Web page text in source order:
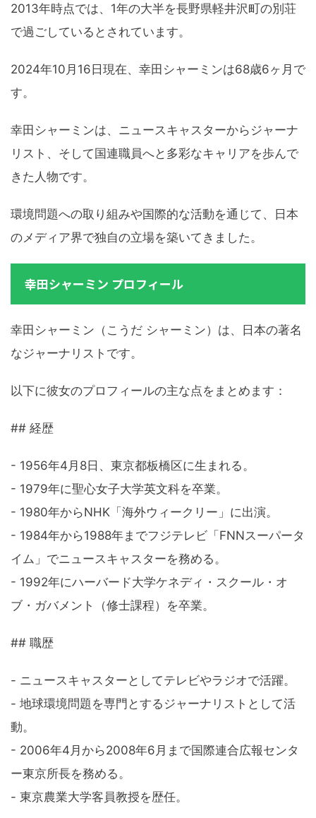
2013年時点では、1年の大半を長野県軽井沢町の別荘
で過ごしているとされています。
2024年10月16日現在、幸田シャーミンは68歳6ヶ月で
す。
幸田シャーミンは、ニュースキャスターからジャーナ
リスト、そして国連職員へと多彩なキャリアを歩んで
きた人物です。
環境問題への取り組みや国際的な活動を通じて、日本
のメディア界で独自の立場を築いてきました。
幸田シャーミン プロフィール
幸田シャーミン（こうだ シャーミン）は、日本の著名
なジャーナリストです。
以下に彼女のプロフィールの主な点をまとめます：
## 経歴
- 1956年4月8日、東京都板橋区に生まれる。
- 1979年に聖心女子大学英文科を卒業。
- 1980年からNHK「海外ウィークリー」に出演。
- 1984年から1988年までフジテレビ「FNNスーパータ
イム」でニュースキャスターを務める。
- 1992年にハーバード大学ケネディ・スクール・オ
ブ・ガバメント（修士課程）を卒業。
## 職歴
- ニュースキャスターとしてテレビやラジオで活躍。
- 地球環境問題を専門とするジャーナリストとして活
動。
- 2006年4月から2008年6月まで国際連合広報センタ
ー東京所長を務める。
- 東京農業大学客員教授を歴任。